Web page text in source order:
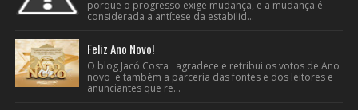
porque o progresso exige mudança, e a mudança é
considerada a antítese da estabilid...
Feliz Ano Novo!
O blog Jacó Costa agradece e retribui os votos de Ano
novo e também a parceria das fontes e dos leitores e
anunciantes que re...